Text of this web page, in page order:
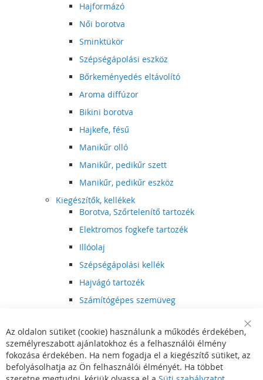
Hajformázó
Női borotva
Sminktükör
Szépségápolási eszköz
Bőrkeményedés eltávolító
Aroma diffúzor
Bikini borotva
Hajkefe, fésű
Manikűr olló
Manikűr, pedikűr szett
Manikűr, pedikűr eszköz
Kiegészítők, kellékek
Borotva, Szőrtelenítő tartozék
Elektromos fogkefe tartozék
Illóolaj
Szépségápolási kellék
Hajvágó tartozék
Számítógépes szemüveg
Hajvágó kiegészítő
Szórakoztató elektronika
Multimédia
DVD, BluRay lejátszó
Bar
Az oldalon sütiket (cookie) használunk a működés érdekében,
személyreszabott ajánlatokhoz és a felhasználói élmény
fokozása érdekében. Ha nem fogadja el a kiegészítő sütiket, az
befolyásolhatja az Ön felhasználói élményét. Ha többet